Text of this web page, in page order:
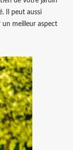
Il peut aussi
un meilleur aspect